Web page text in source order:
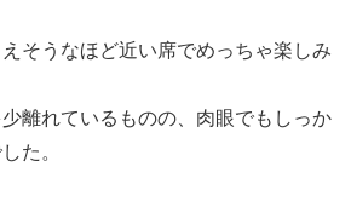
そうなほど近い席でめっちゃ楽しみ
離れているものの、肉眼でもしっか
た。